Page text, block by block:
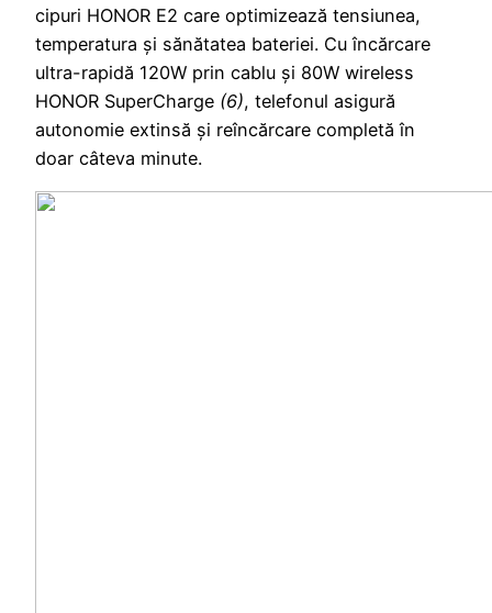
cipuri HONOR E2 care optimizează tensiunea,
temperatura și sănătatea bateriei. Cu încărcare
ultra-rapidă 120W prin cablu și 80W wireless
HONOR SuperCharge (6), telefonul asigură
autonomie extinsă și reîncărcare completă în
doar câteva minute.